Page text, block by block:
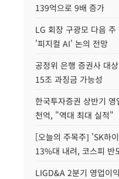
139억으로 9배 증가
LG 회장 구광모 다음
'피지컬 AI' 논의 전망
공정위 은행 증권사 대
15조 과징금 가능성
한국투자증권 상반기
천억, "역대 최대 실적"
[오늘의 주목주] 'SK하
13%대 내려, 코스피 반
LIGD&A 2분기 영업이